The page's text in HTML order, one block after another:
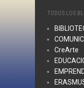
TODOS LOS
CreArte